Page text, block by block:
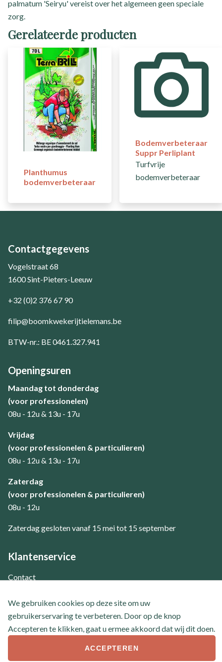
palmatum 'Seiryu' vereist over het algemeen geen speciale
zorg.
Gerelateerde producten
Planthumus
bodemverbeteraar
Bodemverbeteraar
Suppr Perliplant
Turfvrije
bodemverbeteraar
Contactgegevens
Vogelstraat 68
1600 Sint-Pieters-Leeuw
+32 (0)2 376 67 90
filip@boomkwekerijtielemans.be
BTW-nr.: BE 0461.327.941
Openingsuren
Maandag tot donderdag
(voor professionelen)
08u - 12u & 13u - 17u
​Vrijdag
(voor professionelen & particulieren)
08u - 12u & 13u - 17u
Zaterdag
(voor professionelen & particulieren)
08u - 12u
Zaterdag gesloten vanaf 15 mei tot 15 september
Klantenservice
Contact
© 2026 Boom- en handelskwekerij Tielemans
We gebruiken cookies op deze site om uw
gebruikerservaring te verbeteren. Door op de knop
Accepteren te klikken, gaat u ermee akkoord dat wij dit doen.
ACCEPTEREN